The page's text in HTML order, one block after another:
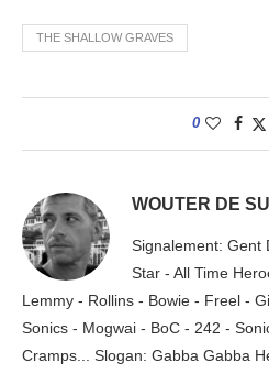
THE SHALLOW GRAVES
0
WOUTER DE
Signalement: Gent
Star - All Time
Lemmy - Rollins - Bowie - Freel -
Sonics - Mogwai - BoC - 242 -
Cramps... Slogan: Gabba Gabba